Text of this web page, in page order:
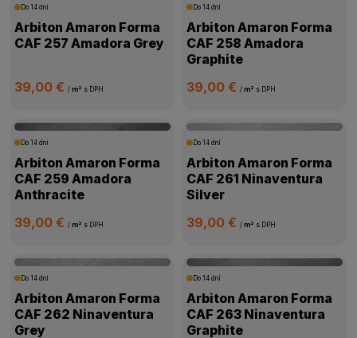
Do 14 dní
Arbiton Amaron Forma
CAF 257 Amadora Grey
39,00 €/ m² s DPH
Do 14 dní
Arbiton Amaron Forma
CAF 258 Amadora
Graphite
39,00 € / m² s DPH
Do 14 dní
Arbiton Amaron Forma
CAF 259 Amadora
Anthracite
39,00 €/ m² s DPH
Do 14 dní
Arbiton Amaron Forma
CAF 261 Ninaventura
Silver
39,00 € / m² s DPH
Do 14 dní
Arbiton Amaron Forma
CAF 262 Ninaventura
Grey
Do 14 dní
Arbiton Amaron Forma
CAF 263 Ninaventura
Graphite